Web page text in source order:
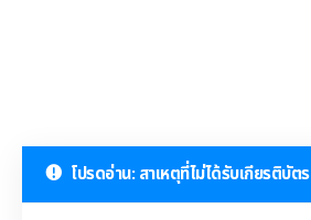
โปรดอ่าน: สาเหตุที่ไม่ได้รับเกียรติบัตร